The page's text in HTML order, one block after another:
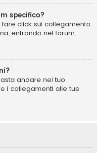
specifico?
click sul collegamento
entrando nel forum.
andare nel tuo
i collegamenti alle tue